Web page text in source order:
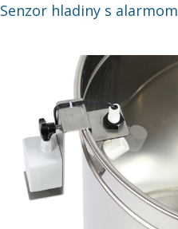
Senzor hladiny s alarmom